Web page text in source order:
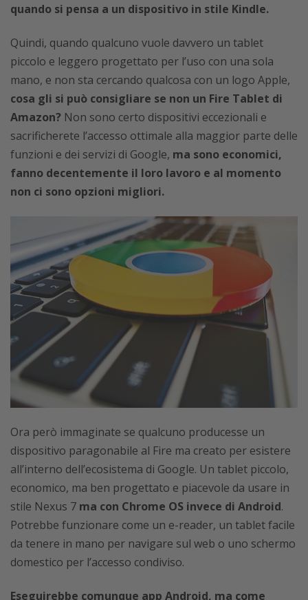
quando si pensa a un dispositivo in stile Kindle.
Quindi, quando qualcuno vuole davvero un tablet
piccolo e leggero progettato per l’uso con una sola
mano, e non sta cercando qualcosa con un logo Apple,
cosa gli si può consigliare se non un Fire Tablet di
Amazon? Non sono certo dispositivi eccezionali e
sacrificherete l’accesso ottimale alla maggior parte delle
funzioni e dei servizi di Google, ma sono economici,
fanno decentemente il loro lavoro e al momento
non ci sono opzioni migliori.
Ora però immaginate se qualcuno producesse un
dispositivo paragonabile al Fire ma creato per esistere
all’interno dell’ecosistema di Google. Un tablet piccolo,
economico, ma ben progettato e piacevole da usare in
stile Nexus 7 ma con Chrome OS invece di Android.
Potrebbe funzionare come un e-reader, un tablet facile
da tenere in mano per navigare sul web o uno schermo
domestico per l’accesso condiviso.
Eseguirebbe comunque app Android, ma come